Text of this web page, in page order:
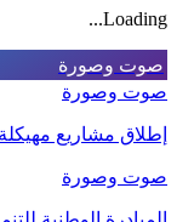
Loading...
صوت وصورة
صوت وصورة
إطلاق مشاريع
صوت وصورة